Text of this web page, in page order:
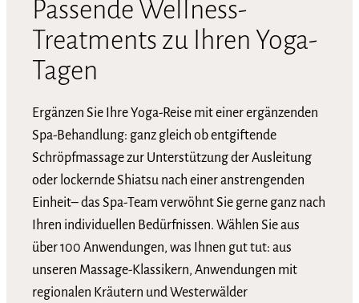
Passende Wellness-
Treatments zu Ihren Yoga-
Tagen
Ergänzen Sie Ihre Yoga-Reise mit einer ergänzenden
Spa-Behandlung: ganz gleich ob entgiftende
Schröpfmassage zur Unterstützung der Ausleitung
oder lockernde Shiatsu nach einer anstrengenden
Einheit– das Spa-Team verwöhnt Sie gerne ganz nach
Ihren individuellen Bedürfnissen. Wählen Sie aus
über 100 Anwendungen, was Ihnen gut tut: aus
unseren Massage-Klassikern, Anwendungen mit
regionalen Kräutern und Westerwälder